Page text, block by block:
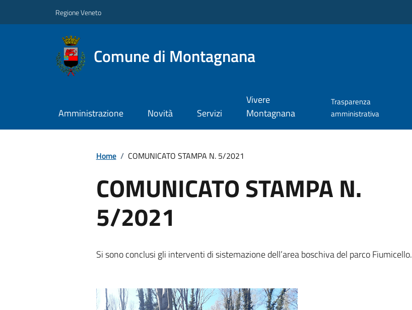
Regione Veneto
Comune di Montagnana
Amministrazione Novità Servizi
Vivere
Montagnana
Trasparenza
amministrativa
Home / COMUNICATO STAMPA N. 5/2021
COMUNICATO STAMPA N.
5/2021
Si sono conclusi gli interventi di sistemazione dell’area boschiva del parco Fiumicello.